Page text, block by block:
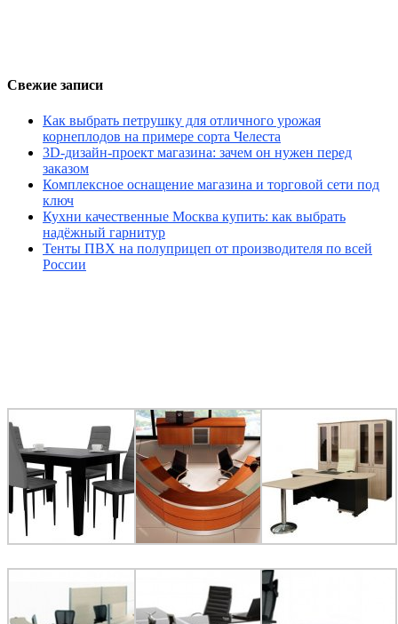
Свежие записи
Как выбрать петрушку для отличного урожая
корнеплодов на примере сорта Челеста
3D-дизайн-проект магазина: зачем он нужен перед
заказом
Комплексное оснащение магазина и торговой сети под
ключ
Кухни качественные Москва купить: как выбрать
надёжный гарнитур
Тенты ПВХ на полуприцеп от производителя по всей
России